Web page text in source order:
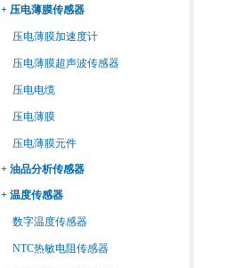
+ 压电薄膜传感器
压电薄膜加速度计
压电薄膜超声波传感器
压电电缆
压电薄膜
压电薄膜元件
+ 油品分析传感器
+ 温度传感器
数字温度传感器
NTC热敏电阻传感器